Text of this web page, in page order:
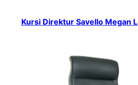
Kursi Direktur Savello Megan L